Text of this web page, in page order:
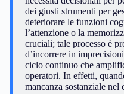
dei giusti strumenti per
deteriorare le funzioni
l’attenzione o la
cruciali; tale processo è
d’incorrere in
ciclo continuo che
operatori. In effetti,
mancanza sostanziale